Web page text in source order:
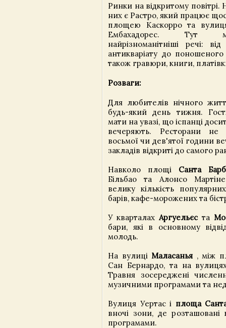
Ринки на відкритому
них є Растро, який працює
площею Каскорро та
Ембахадорес. Тут
найрізноманітніші речі:
антикваріату до
також гравюри, книги,
Розваги:
Для любителів нічного
будь-який день тижня.
мати на увазі, що іспанці
вечеряють. Ресторани не
восьмої чи дев'ятої години
закладів відкриті до самого
Навколо площі Санта
Більбао та Алонсо
велику кількість
барів, кафе-морожених та
У кварталах Аргуельєста
бари, які в основному
молодь.
На вулиці Маласанья , між
Сан Бернардо, та на
Травня зосереджені
музичними програмами та
Вулиця Уертас і площа
вночі зони, де
програмами.